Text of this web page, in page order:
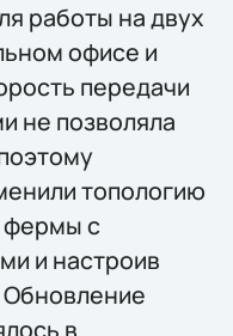
работы на двух
офисе и
передачи
не позволяла
топологию
фермы с
и настроив